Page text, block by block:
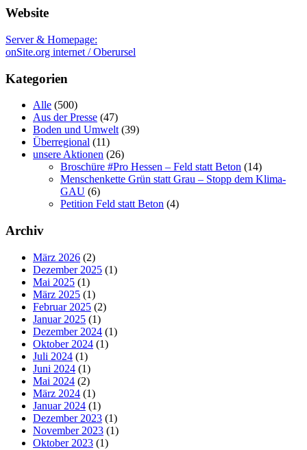
Website
Server & Homepage:
onSite.org internet / Oberursel
Kategorien
Alle (500)
Aus der Presse (47)
Boden und Umwelt (39)
Überregional (11)
unsere Aktionen (26)
Broschüre #Pro Hessen – Feld statt Beton (14)
Menschenkette Grün statt Grau – Stopp dem Klima-
GAU (6)
Petition Feld statt Beton (4)
Archiv
März 2026 (2)
Dezember 2025 (1)
Mai 2025 (1)
März 2025 (1)
Februar 2025 (2)
Januar 2025 (1)
Dezember 2024 (1)
Oktober 2024 (1)
Juli 2024 (1)
Juni 2024 (1)
Mai 2024 (2)
März 2024 (1)
Januar 2024 (1)
Dezember 2023 (1)
November 2023 (1)
Oktober 2023 (1)